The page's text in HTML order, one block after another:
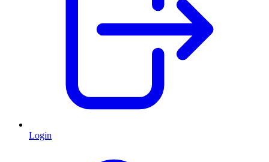
Login